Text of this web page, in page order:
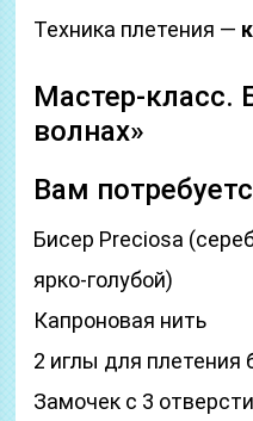
Техника плетения —
Мастер-класс.
волнах»
Вам
Бисер Preciosa
ярко-голубой)
Капроновая нить
2 иглы для плетения
Замочек с 3